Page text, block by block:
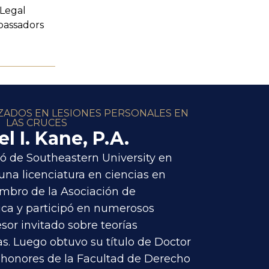
EN LESIONES PERSONALES EN
LAS CRUCES
I. Kane, P.A.
de Southeastern University en
licenciatura en ciencias en
de la Asociación de
y participó en numerosos
invitado sobre teorías
Luego obtuvo su título de Doctor
de la Facultad de Derecho